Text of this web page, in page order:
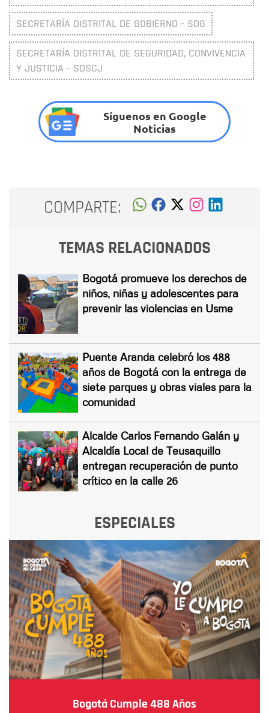
SECRETARÍA DISTRITAL DE GOBIERNO - SDG
SECRETARÍA DISTRITAL DE SEGURIDAD, CONVIVENCIA
Y JUSTICIA - SDSCJ
Síguenos en Google
Noticias
COMPARTE:
TEMAS RELACIONADOS
Bogotá promueve los derechos de
niños, niñas y adolescentes para
prevenir las violencias en Usme
Puente Aranda celebró los 488
años de Bogotá con la entrega de
siete parques y obras viales para la
comunidad
Alcalde Carlos Fernando Galán y
Alcaldía Local de Teusaquillo
entregan recuperación de punto
crítico en la calle 26
ESPECIALES
Bogotá Cumple 488 Años